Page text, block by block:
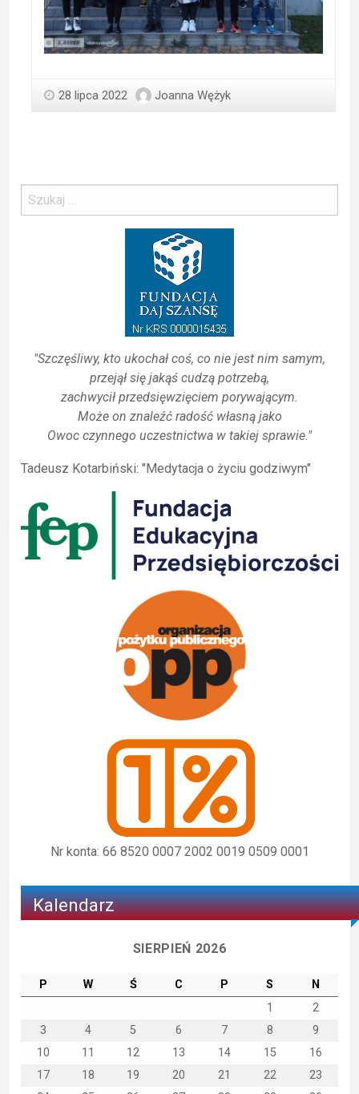
28 lipca 2022 Joanna Wężyk
"Szczęśliwy, kto ukochał coś, co nie jest nim samym,
przejął się jakąś cudzą potrzebą,
zachwycił przedsięwzięciem porywającym.
Może on znaleźć radość własną jako
Owoc czynnego uczestnictwa w takiej sprawie."
Tadeusz Kotarbiński: "Medytacja o życiu godziwym"
Nr konta: 66 8520 0007 2002 0019 0509 0001
Kalendarz
SIERPIEŃ 2026
P W Ś C P S
N
1
2
3
4 5 6 7 8
9
10
11 12 13 14 15
16
17
18 19 20 21 22
23